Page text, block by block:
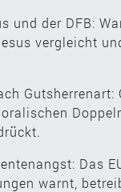
und der DFB:
vergleicht
Gutsherrenart:
Das
warnt,